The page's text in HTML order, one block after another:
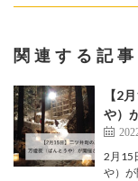
関連する記事
【2
や）
2月15
や）